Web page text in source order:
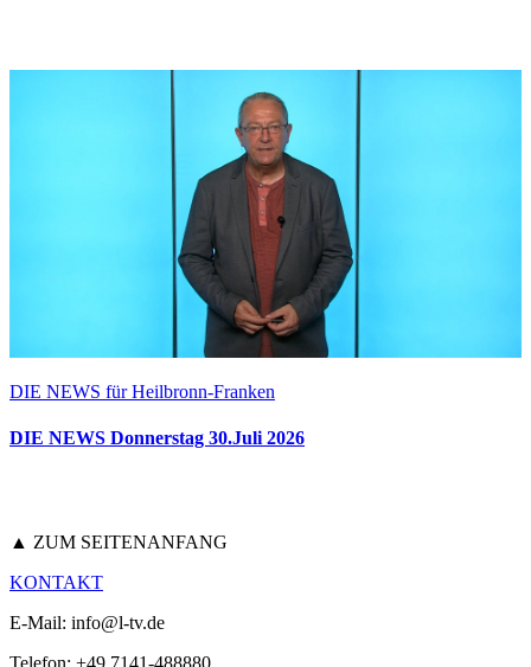
DIE NEWS für Heilbronn-Franken
DIE NEWS Donnerstag 30.Juli 2026
▲ ZUM SEITENANFANG
KONTAKT
E-Mail: info@l-tv.de